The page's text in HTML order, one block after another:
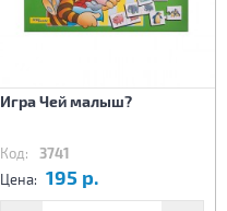
Игра Чей малыш?
Код: 3741
Цена: 195 р.